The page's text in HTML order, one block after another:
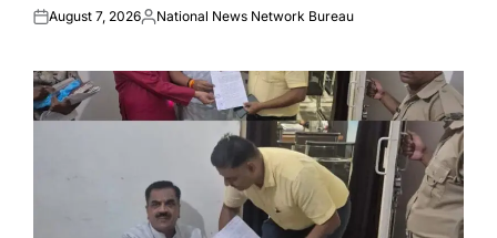
Posted
August 7, 2026Posted
National News Network Bureau